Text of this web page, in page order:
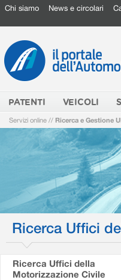
Chi siamo News e circolari
PATENTI VEICOLI
Servizi online // Ricerca e Gestione
Ricerca Uffici
Ricerca Uffici della
Motorizzazione Civile